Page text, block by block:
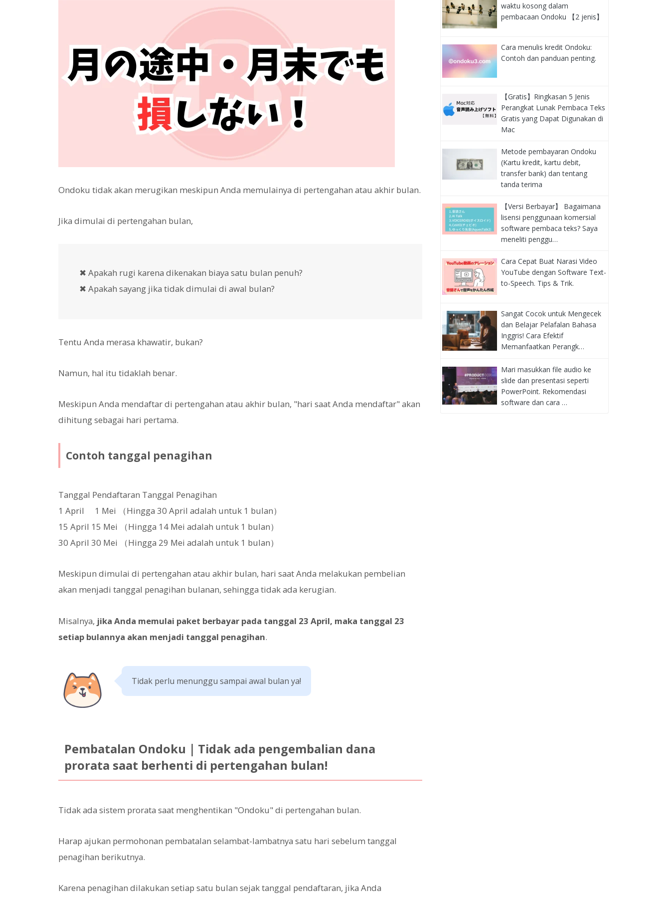
Ondoku tidak akan merugikan meskipun Anda memulainya di pertengahan atau akhir bulan.
Jika dimulai di pertengahan bulan,
✖ Apakah rugi karena dikenakan biaya satu bulan penuh?
✖ Apakah sayang jika tidak dimulai di awal bulan?
Tentu Anda merasa khawatir, bukan?
Namun, hal itu tidaklah benar.
Meskipun Anda mendaftar di pertengahan atau akhir bulan, "hari saat Anda mendaftar" akan
dihitung sebagai hari pertama.
Contoh tanggal penagihan
Tanggal Pendaftaran Tanggal Penagihan
1 April 1 Mei （Hingga 30 April adalah untuk 1 bulan）
15 April 15 Mei （Hingga 14 Mei adalah untuk 1 bulan）
30 April 30 Mei （Hingga 29 Mei adalah untuk 1 bulan）
Meskipun dimulai di pertengahan atau akhir bulan, hari saat Anda melakukan pembelian
akan menjadi tanggal penagihan bulanan, sehingga tidak ada kerugian.
Misalnya, jika Anda memulai paket berbayar pada tanggal 23 April, maka tanggal 23
setiap bulannya akan menjadi tanggal penagihan.
Tidak perlu menunggu sampai awal bulan ya!
Pembatalan Ondoku｜Tidak ada pengembalian dana
prorata saat berhenti di pertengahan bulan!
Tidak ada sistem prorata saat menghentikan "Ondoku" di pertengahan bulan.
Harap ajukan permohonan pembatalan selambat-lambatnya satu hari sebelum tanggal
penagihan berikutnya.
Karena penagihan dilakukan setiap satu bulan sejak tanggal pendaftaran, jika Anda
waktu kosong dalam
pembacaan Ondoku 【2 jenis】
Cara menulis kredit Ondoku:
Contoh dan panduan penting.
【Gratis】Ringkasan 5 Jenis
Perangkat Lunak Pembaca Teks
Gratis yang Dapat Digunakan di
Mac
Metode pembayaran Ondoku
(Kartu kredit, kartu debit,
transfer bank) dan tentang
tanda terima
【Versi Berbayar】 Bagaimana
lisensi penggunaan komersial
software pembaca teks? Saya
meneliti penggu…
Cara Cepat Buat Narasi Video
YouTube dengan Software Text-
to-Speech. Tips & Trik.
Sangat Cocok untuk Mengecek
dan Belajar Pelafalan Bahasa
Inggris! Cara Efektif
Memanfaatkan Perangk…
Mari masukkan file audio ke
slide dan presentasi seperti
PowerPoint. Rekomendasi
software dan cara …